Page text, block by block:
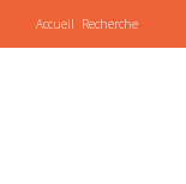
Accueil Recherche